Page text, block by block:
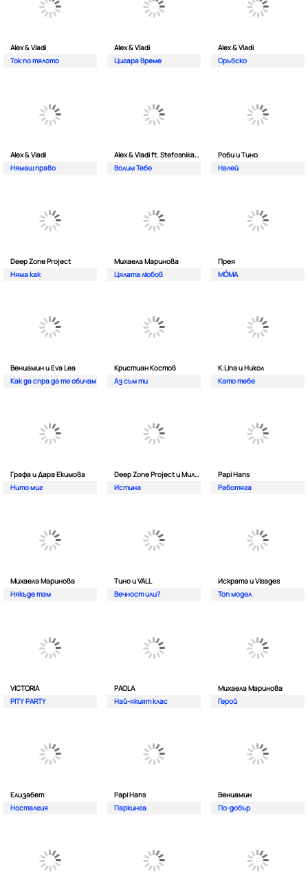
Alex & Vladi
Ток по тялото
Alex & Vladi
Цигара време
Alex & Vladi
Сръбско
Alex & Vladi
Нямаш право
Alex & Vladi ft. Stefosnikat Ot Nos
Волим Тебе
Роби и Тино
Налей
Deep Zone Project
Няма как
Михаела Маринова
Цялата любов
Прея
MÓMA
Вениамин и Eva Lea
Как да спра да те обичам
Кристиан Костов
Аз съм ти
K.Lina и Никол
Като тебе
Графа и Дара Екимова
Нито миг
Deep Zone Project и Милена
Истина
Papi Hans
Работяга
Михаела Маринова
Някъде там
Тино и VALL
Вечност или?
Искрата и Visages
Топ модел
VICTORIA
PITY PARTY
PAOLA
Най-якият клас
Михаела Маринова
Герой
Елизабет
Носталгия
Papi Hans
Паркинга
Вениамин
По-добър